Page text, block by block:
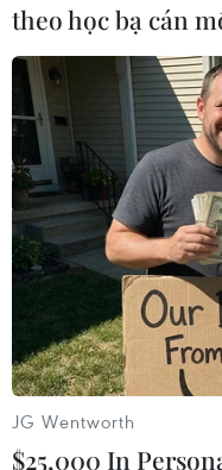
#Chữa bệnh tiểu đường
#Nhạc House
#ca khúc Trapped
theo học bạ cán
JG Wentworth
$25,000 In